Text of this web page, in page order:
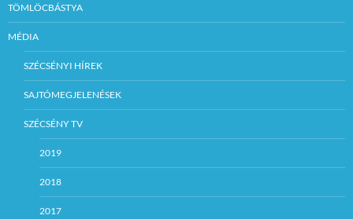
TÖMLÖCBÁSTYA
MÉDIA
SZÉCSÉNYI HÍREK
SAJTÓMEGJELENÉSEK
SZÉCSÉNY TV
2019
2018
2017